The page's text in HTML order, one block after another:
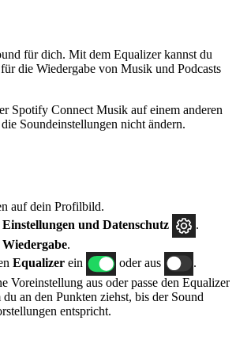
für dich. Mit dem Equalizer kannst du
die Wiedergabe von Musik und Podcasts
Spotify Connect Musik auf einem anderen
Soundeinstellungen nicht ändern.
auf dein Profilbild.
Einstellungen und Datenschutz
.
Wiedergabe.
Equalizer ein oder aus
.
Voreinstellung aus oder passe den Equalizer
du an den Punkten ziehst, bis der Sound
entspricht.